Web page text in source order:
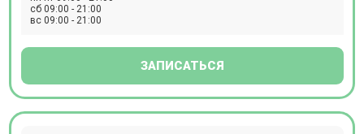
компьютерная томография с минимальной лучевой
нагрузкой, имплантация и протезирование, лечение на
десен, а также профессиональная гигиена полости рта и
решают задачи любой сложности, включая
сб 09:00 - 21:00
вс 09:00 - 21:00
ЗАПИСАТЬСЯ